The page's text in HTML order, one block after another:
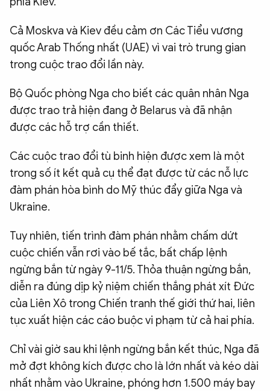
Cả Moskva và Kiev đều cảm ơn Các Tiểu vương
quốc Arab Thống nhất (UAE) vì vai trò trung gian
trong cuộc trao đổi lần này.
Bộ Quốc phòng Nga cho biết các quân nhân Nga
được trao trả hiện đang ở Belarus và đã nhận
được các hỗ trợ cần thiết.
Các cuộc trao đổi tù binh hiện được xem là một
trong số ít kết quả cụ thể đạt được từ các nỗ lực
đàm phán hòa bình do Mỹ thúc đẩy giữa Nga và
Ukraine.
Tuy nhiên, tiến trình đàm phán nhằm chấm dứt
cuộc chiến vẫn rơi vào bế tắc, bất chấp lệnh
ngừng bắn từ ngày 9-11/5. Thỏa thuận ngừng bắn,
diễn ra đúng dịp kỷ niệm chiến thắng phát xít Đức
của Liên Xô trong Chiến tranh thế giới thứ hai, liên
tục xuất hiện các cáo buộc vi phạm từ cả hai phía.
Chỉ vài giờ sau khi lệnh ngừng bắn kết thúc, Nga đã
mở đợt không kích được cho là lớn nhất và kéo dài
nhất nhằm vào Ukraine, phóng hơn 1.500 máy bay